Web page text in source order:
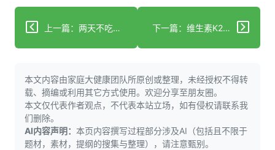
上一篇：两天不吃饭易引发低血糖？这些隐藏危害要警惕 下一篇：维生素K2：帮钙“找对家”，守护心血管与骨骼健康
本文内容由家庭大健康团队所原创或整理，未经授权不得转
载、摘编或利用其它方式使用。欢迎分享至朋友圈。
本文仅代表作者观点，不代表本站立场，如有侵权请联系我
们删除。
AI内容声明： 本页内容撰写过程部分涉及AI（包括且不限于
题材，素材，提纲的搜集与整理），请注意甄别。